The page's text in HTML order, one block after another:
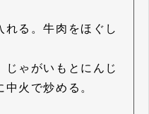
れる。牛肉をほぐし
じゃがいもとにんじ
火で炒める。